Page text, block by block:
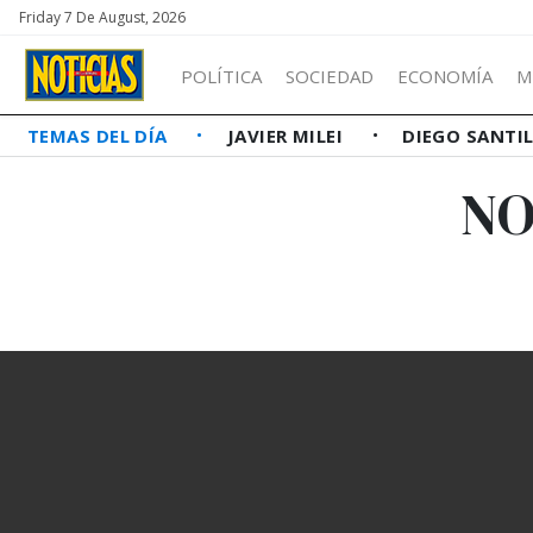
Friday 7 De August, 2026
POLÍTICA SOCIEDAD ECONOMÍA
TEMAS DEL DÍA JAVIER MILEI DIEGO